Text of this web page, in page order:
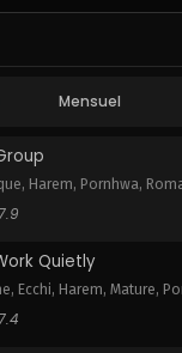
October
Chapitre 29
October
Mensuel
, Harem, Pornhwa,
7.9
Quietly
, Ecchi, Harem, Mature,
7.4